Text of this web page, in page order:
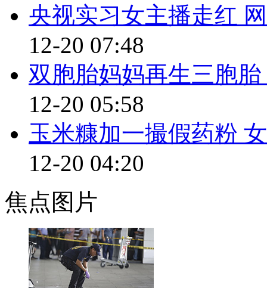
京还敢说自己厚德吗？再说了您
这一巴掌恐怕是伤了民众的心，
【“妈妈再打我一次”视频】
【口播】“妈妈再打我一次”
教育模式大多是棍棒教育，所
曾经有这样经历的网友估计会有
打的热血童年啊。这组漫画所
一种“恶搞”，恰恰是一种软反抗
育的批评。
语录五：“操场上绑了20分钟
【解说】体罚，又是体罚！
央视实习女主播走红
12-20 07:48
双胞胎妈妈再生三胞
12-20 05:58
玉米糠加一撮假药粉
12-20 04:20
焦点图片